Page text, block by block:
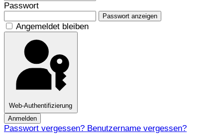
Passwort
Passwort anzeigen
Angemeldet bleiben
Web-Authentifizierung
Anmelden
Passwort vergessen? Benutzername vergessen?